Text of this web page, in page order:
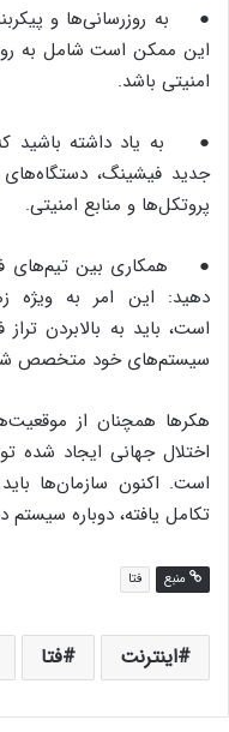
● به روزرسانی‌ها و
امنیتی باشد.
● به یاد داشته باشید
جدید ‌فیشینگ‌، دستگاه‌های
پروتکل‌ها و منابع امنیتی.
● همکاری بین تیم‌های
دهید: این امر به
است، باید به بالابردن
سیستم‌های خود متخصص
هکرها همچنان از
است. اکنون سازمان‌ها
تکامل یافته‌، دوباره سیستم
منبع فتا
اینترنت فتا